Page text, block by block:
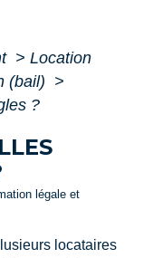
> Location
(bail) >
?
légale et
locataires